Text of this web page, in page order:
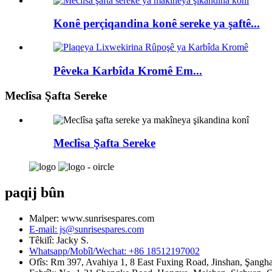
Konê perçiqandina konê sereke ya şaftê...
Pêveka Karbîda Kromê Em...
Meclîsa Şafta Sereke
Meclîsa Şafta Sereke
paqij bûn
Malper: www.sunrisespares.com
E-mail: js@sunrisespares.com
Têkilî: Jacky S.
Whatsapp/Mobîl/Wechat: +86 18512197002
Ofîs: Rm 397, Avahiya 1, 8 East Fuxing Road, Jinshan,